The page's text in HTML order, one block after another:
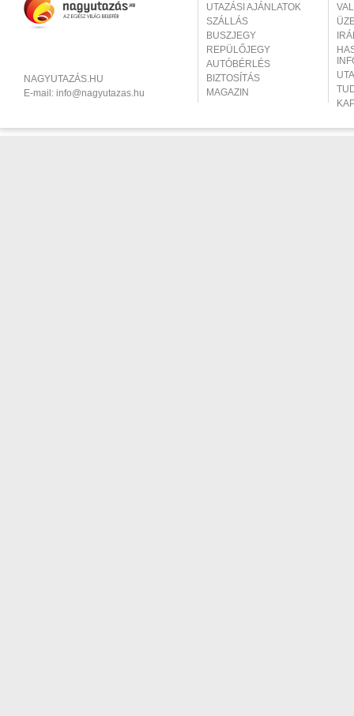
NAGYUTAZÁS.HU
E-mail: info@nagyutazas.hu
UTAZÁSI AJÁNLATOK
SZÁLLÁS
BUSZJEGY
REPÜLŐJEGY
AUTÓBÉRLÉS
BIZTOSÍTÁS
MAGAZIN